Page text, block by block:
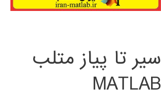
سیر تا پیاز متلب
MATLAB